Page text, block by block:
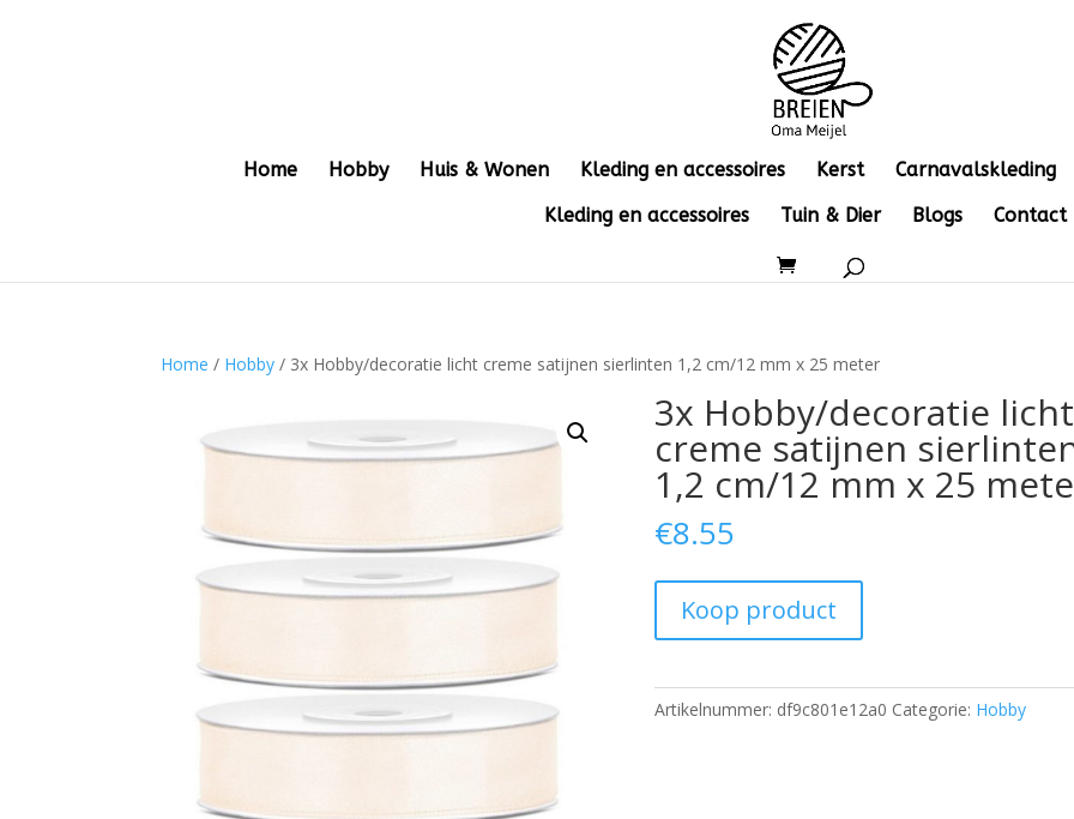
Home Hobby Huis & Wonen Kleding en accessoires Kerst
Carnavalskleding
Kleding en accessoires
Tuin & Dier Blogs Contact
Home / Hobby / 3x Hobby/decoratie licht creme satijnen sierlinten 1,2 cm/12 mm x 25 meter
3x Hobby/decoratie licht
creme satijnen
1,2 cm/12 mm x 25
€8.55
Koop product
Artikelnummer: df9c801e12a0 Categorie: Hobby